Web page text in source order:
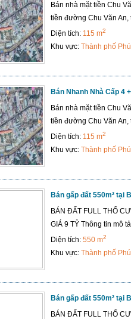
Bán nhà mặt tiền Chu
tiền đường Chu Văn
Diện tích: 115 m2
Khu vực: Thành phố
Bán Nhanh Nhà Cấp 4
Bán nhà mặt tiền Chu
tiền đường Chu Văn
Diện tích: 115 m2
Khu vực: Thành phố
Bán gấp đất 550m² tại
BÁN ĐẤT FULL THỔ
GIÁ 9 TỶ Thông tin mô
Diện tích: 550 m2
Khu vực: Thành phố
Bán gấp đất 550m² tại
BÁN ĐẤT FULL THỔ